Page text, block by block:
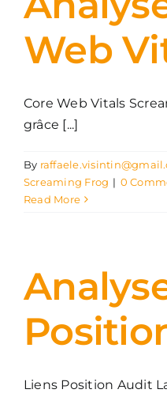
Web
Core Web Vitals
grâce [...]
By
Screaming Frog | 0
Read More
Liens Position Audit